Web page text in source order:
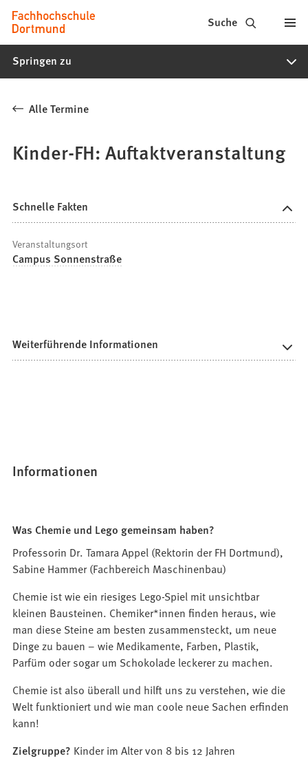
Inhalt anspringen
Fachhochschule
Dortmund
-
Studiengänge,
Bewerbung
Suche
Springen zu
Alle Termine
Kinder-FH: Auftaktveranstaltung
Schnelle Fakten
Veranstaltungsort
Campus Sonnenstraße
Weiterführende Informationen
Informationen
Was Chemie und Lego gemeinsam haben?
Professorin Dr. Tamara Appel (Rektorin der FH Dortmund),
Sabine Hammer (Fachbereich Maschinenbau)
Chemie ist wie ein riesiges Lego-Spiel mit unsichtbar
kleinen Bausteinen. Chemiker*innen finden heraus, wie
man diese Steine am besten zusammensteckt, um neue
Dinge zu bauen – wie Medikamente, Farben, Plastik,
Parfüm oder sogar um Schokolade leckerer zu machen.
Chemie ist also überall und hilft uns zu verstehen, wie die
Welt funktioniert und wie man coole neue Sachen erfinden
kann!
Zielgruppe? Kinder im Alter von 8 bis 12 Jahren